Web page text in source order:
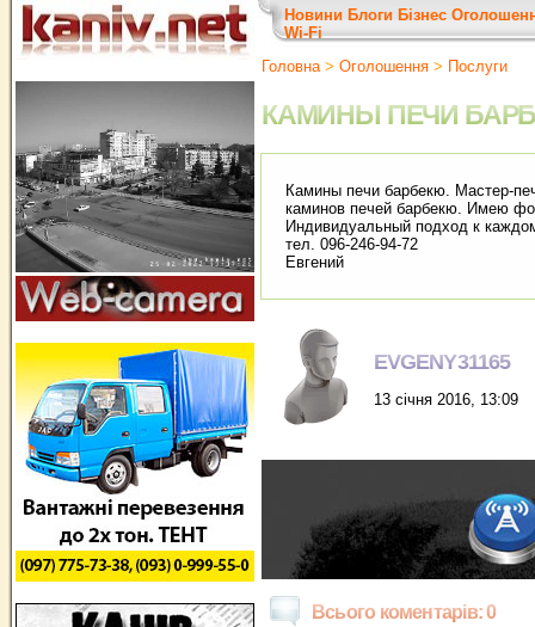
Новини Блоги Бізнес
Wi-Fi
Головна> Оголошення > Послуги
КАМИНЫ ПЕЧИ
Камины печи барбекю. Мастер-
каминов печей барбекю. Имею
Индивидуальный подход к
тел. 096-246-94-72
Евгений
EVGENY31165
13 січня 2016, 13:09
Всього коментарів: 0